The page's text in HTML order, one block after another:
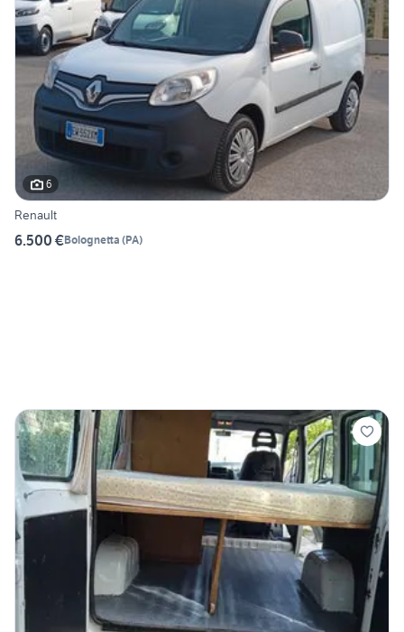
6
Renault
6.500 €Bolognetta (PA)